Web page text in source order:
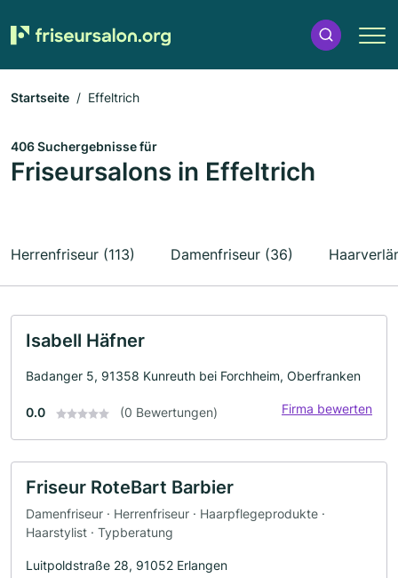
Startseite Effeltrich
406 Suchergebnisse für
Friseursalons in Effeltrich
Herrenfriseur (113) Damenfriseur (36)
Isabell Häfner
Badanger 5, 91358 Kunreuth bei Forchheim, Oberfranken
0.0 (0 Bewertungen) Firma bewerten
Friseur RoteBart Barbier
Damenfriseur · Herrenfriseur · Haarpflegeprodukte ·
Haarstylist · Typberatung
Luitpoldstraße 28, 91052 Erlangen